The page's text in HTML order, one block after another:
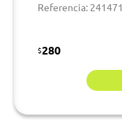
Referencia: 241471
$280